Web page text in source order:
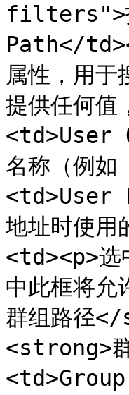
filters">
Path</
属性，用
提供任何
<td>User
名称（例
<td>User
地址时使
<td><p>选
中此框将
群组路径
<strong>